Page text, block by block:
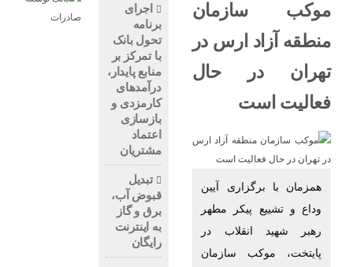
موکب سازمان
منطقه آزاد ارس در
تهران در حال
فعالیت است
همزمان با برگزاری آیین
وداع و تشییع پیکر مطهر
رهبر شهید انقلاب در
پایتخت، موکب سازمان
اجرای
برنامه
تحول بانک
با تمرکز بر
منابع پایدار،
درآمدهای
کارمزدی و
بازسازی
اعتماد
مشتریان
تبدیل
قبوض آب،
برق و گاز
به اینترنت
رایگان